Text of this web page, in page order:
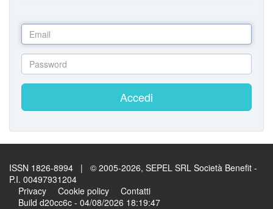
Accedi
ISSN 1826-8994 | © 2005-2026, SEPEL SRL Società Benefit -
P.I. 00497931204
Privacy
Cookie policy
Contatti
Build d20cc6c - 04/08/2026 18:19:47